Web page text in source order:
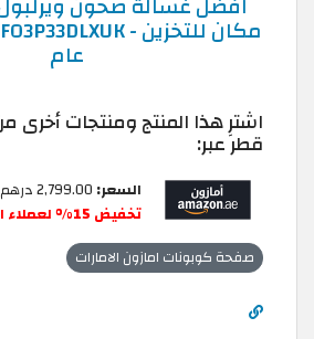
عام
اشترِ هذا المنتج ومنتجات أخرى
قطر عبر:
السعر:
تخفيض 15% لعملاء امازون الجدد
صفحة كوبونات امازون الامارات